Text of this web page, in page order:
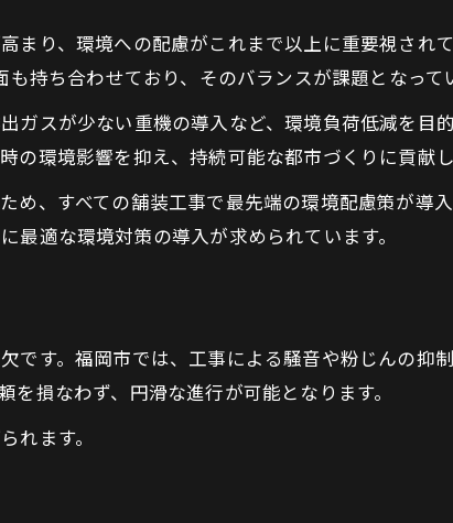
排出型機械導入の舗装工事事例を紹介
装工事で進める脱炭素への取り組み
福岡市が進める持続可能な舗装工事
岡県福岡市の舗装工事と環境戦略の関係
装工事における地域連携と環境保全策
市計画と舗装工事が両立する事例を分析
未来を築く舗装工事の工夫
装工事で実現する地域環境の持続可能性
域住民が評価する舗装工事の工法選定
まり、環境への配慮がこれまで以上に重要視され
持ち合わせており、そのバランスが課題となって
ガスが少ない重機の導入など、環境負荷低減を目
環境影響を抑え、持続可能な都市づくりに貢献し
め、すべての舗装工事で最先端の環境配慮策が導
適な環境対策の導入が求められています。
です。福岡市では、工事による騒音や粉じんの抑
損なわず、円滑な進行が可能となります。
れます。